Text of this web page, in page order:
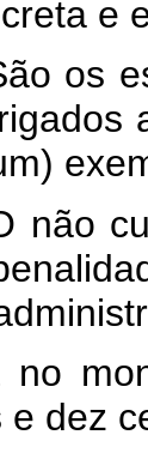
e
os
no
dez